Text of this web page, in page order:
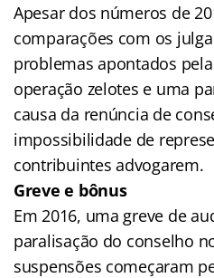
Apesar dos números de
comparações com os
problemas apontados
operação zelotes e uma
causa da renúncia de
impossibilidade de
contribuintes advogarem.
Greve e bônus
Em 2016, uma greve de
paralisação do conselho
suspensões começaram